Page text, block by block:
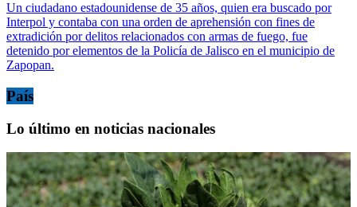
Un ciudadano estadounidense de 35 años, quien era buscado por
Interpol y contaba con una orden de aprehensión con fines de
extradición por delitos relacionados con armas de fuego, fue
detenido por elementos de la Policía de Jalisco en el municipio de
Zapopan.
País
Lo último en noticias nacionales